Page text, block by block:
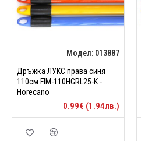
Модел: 013887
Дръжка ЛУКС права синя
110см FIM-110HGRL25-K -
Horecano
0.99€ (1.94лв.)